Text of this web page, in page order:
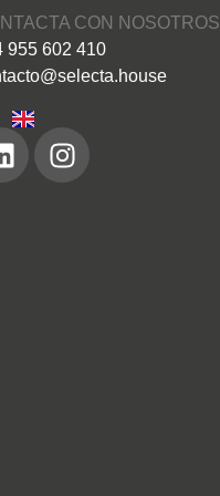
CON NOSOTROS
955 602 410